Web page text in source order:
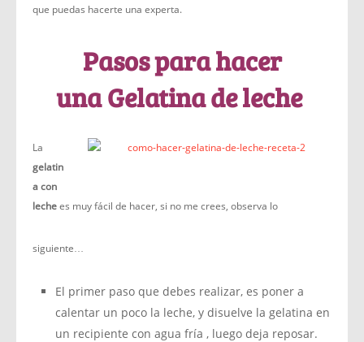
que puedas hacerte una experta.
Pasos para hacer
unaGelatina de leche
La
gelatin
a con
lechees muy fácil de hacer, si no me crees, observa lo
siguiente…
El primer paso que debes realizar, es poner a
calentar un poco la leche, y disuelve la gelatina en
un recipiente con agua fría , luego deja reposar.